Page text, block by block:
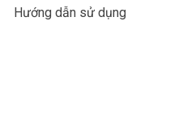
Hướng dẫn sử dụng